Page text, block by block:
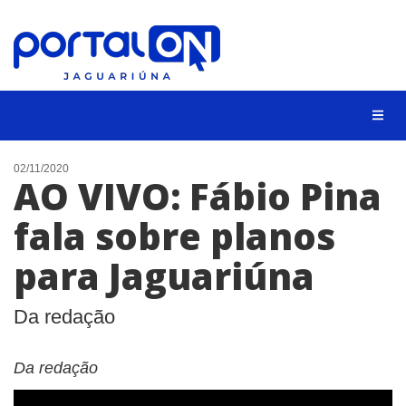
NOTÍCIAS
LISTA DIGITAL
CONTATO
02/11/2020
AO VIVO: Fábio Pina
fala sobre planos
para Jaguariúna
Da redação
Da redação